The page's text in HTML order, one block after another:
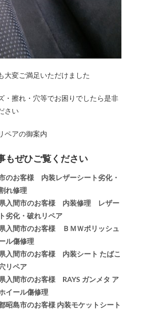
大変ご満足いただけました
・擦れ・穴等でお困りでしたら是非
さい
ペアの御案内
もぜひご覧ください
のお客様 内装レザーシート劣化・
れ修理
入間市のお客様 内装修理 レザー
劣化・破れリペア
入間市のお客様 ＢＭＷポリッシュ
ル傷修理
入間市のお客様 内装シート たばこ
リペア
入間市のお客様 RAYS ガンメタ ア
イール傷修理
昭島市のお客様 内装モケットシート